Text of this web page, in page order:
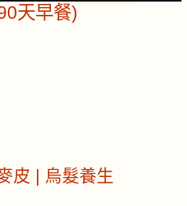
天早餐)
皮 | 烏髮養生